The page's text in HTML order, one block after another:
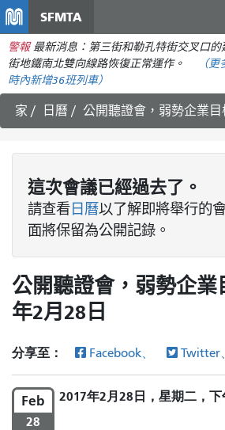
主
要
容
SFMTA
警報 最新消息：第三街和勒孔特街交叉口
街地鐵南北雙向線路恢復正常運作。
（
時內新增36班列車）
家 日曆 公開聽證會，弱勢企業目
這次會議已經過去了。
請查看日曆以了解即將舉行的
面將保留為公開記錄。
公開聽證會，弱勢企業
年2月28日
分享至： Facebook、 Twitter、
Feb
28
2017年2月28日，星期二，